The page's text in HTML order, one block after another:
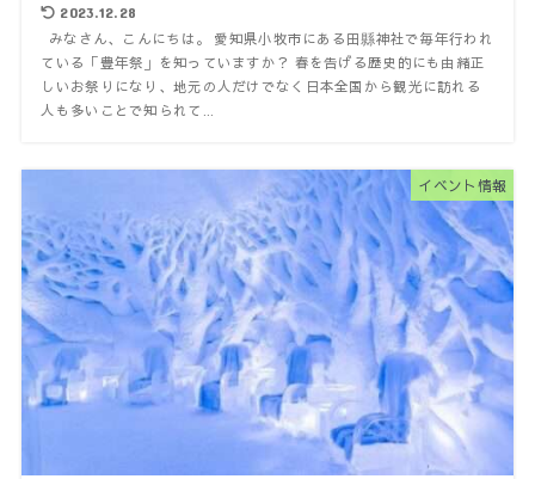
2023.12.28
みなさん、こんにちは。 愛知県小牧市にある田縣神社で毎年行われ
ている「豊年祭」を知っていますか？ 春を告げる歴史的にも由緒正
しいお祭りになり、地元の人だけでなく日本全国から観光に訪れる
人も多いことで知られて...
イベント情報